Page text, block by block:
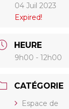
04 Juil 2023
Expired!
HEURE
9h00 - 12h00
CATÉGORIE
Espace de